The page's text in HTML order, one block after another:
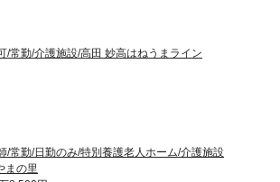
/常勤/介護施設/高田 妙高はねうまライン
/常勤/日勤のみ/特別養護老人ホーム/介護施設
まの里